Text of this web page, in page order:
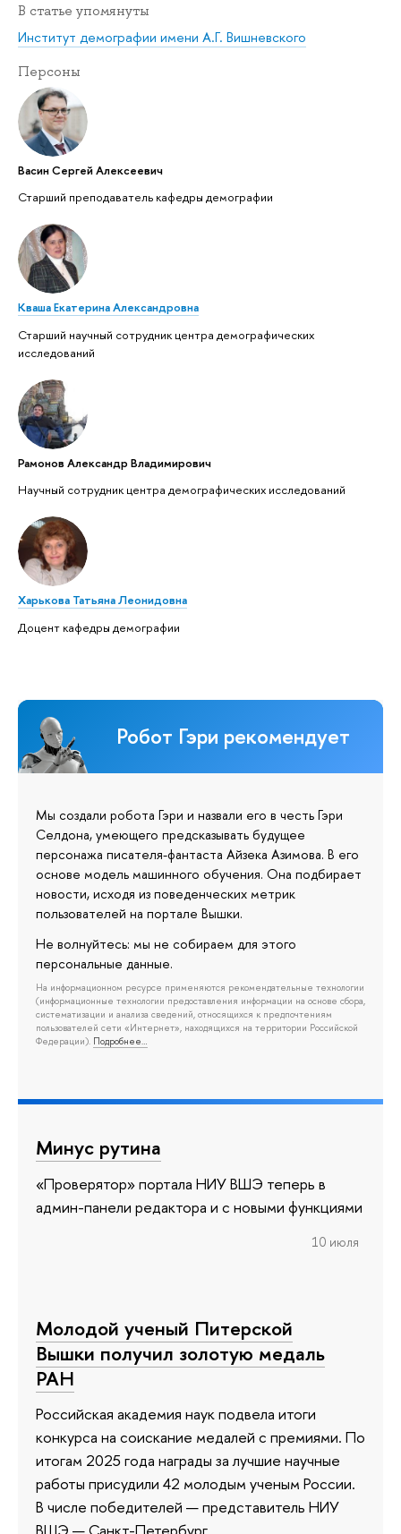
В статье упомянуты
Институт демографии имени А.Г. Вишневского
Персоны
Васин Сергей Алексеевич
Старший преподаватель кафедры демографии
Кваша Екатерина Александровна
Старший научный сотрудник центра демографических
исследований
Рамонов Александр Владимирович
Научный сотрудник центра демографических исследований
Харькова Татьяна Леонидовна
Доцент кафедры демографии
Робот Гэри рекомендует
Мы создали робота Гэри и назвали его в честь Гэри
Селдона, умеющего предсказывать будущее
персонажа писателя-фантаста Айзека Азимова. В его
основе модель машинного обучения. Она подбирает
новости, исходя из поведенческих метрик
пользователей на портале Вышки.
Не волнуйтесь: мы не собираем для этого
персональные данные.
На информационном ресурсе применяются рекомендательные технологии
(информационные технологии предоставления информации на основе сбора,
систематизации и анализа сведений, относящихся к предпочтениям
пользователей сети «Интернет», находящихся на территории Российской
Федерации). Подробнее…
Минус рутина
«Проверятор» портала НИУ ВШЭ теперь в
админ-панели редактора и с новыми функциями
10 июля
Молодой ученый Питерской
Вышки получил золотую медаль
РАН
Российская академия наук подвела итоги
конкурса на соискание медалей с премиями. По
итогам 2025 года награды за лучшие научные
работы присудили 42 молодым ученым России.
В числе победителей — представитель НИУ